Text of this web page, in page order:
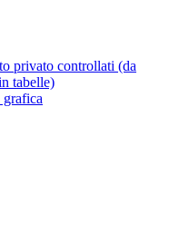
privato controllati (da
tabelle)
grafica